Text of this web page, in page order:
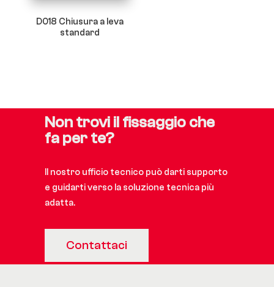
product
D018 Chiusura a leva
standard
Non trovi il fissaggio che
fa per te?
Il nostro ufficio tecnico può darti supporto
e guidarti verso la soluzione tecnica più
adatta.
Contattaci